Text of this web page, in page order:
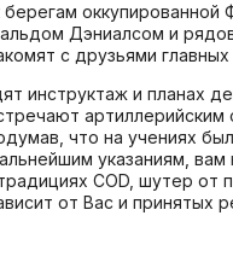
оккупированной
Дэниалсом и
с друзьями
инструктаж и планах
что на учениях
указаниям,
COD, шутер от
от Вас и принятых